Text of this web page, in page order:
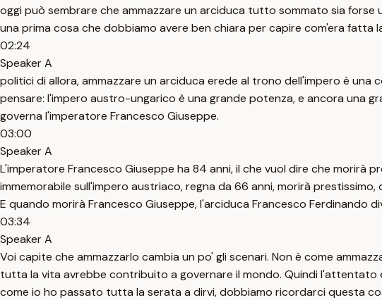
oggi può sembrare che ammazzare un arciduca tutto sommato sia
una prima cosa che dobbiamo avere ben chiara per capire com'era fatta
02:24
Speaker A
politici di allora, ammazzare un arciduca erede al trono dell'impero è
pensare: l'impero austro-ungarico è una grande potenza, e ancora una
governa l'imperatore Francesco Giuseppe.
03:00
Speaker A
L'imperatore Francesco Giuseppe ha 84 anni, il che vuol dire che morirà
immemorabile sull'impero austriaco, regna da 66 anni, morirà
E quando morirà Francesco Giuseppe, l'arciduca Francesco Ferdinando
03:34
Speaker A
Voi capite che ammazzarlo cambia un po' gli scenari. Non è come
tutta la vita avrebbe contribuito a governare il mondo. Quindi l'attentato
come io ho passato tutta la serata a dirvi, dobbiamo ricordarci questa